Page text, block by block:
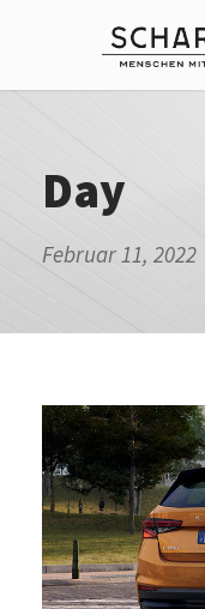
Day
Februar 11, 2022